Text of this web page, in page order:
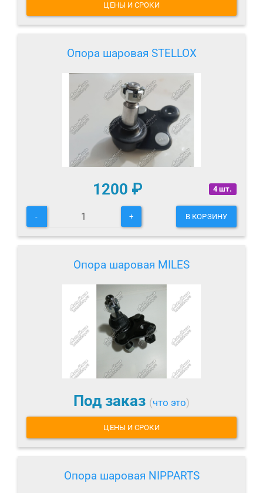
ЦЕНЫ И СРОКИ
Опора шаровая STELLOX
4 шт.
1200 ₽
- + В КОРЗИНУ
Опора шаровая MILES
Под заказ (что это)
ЦЕНЫ И СРОКИ
Опора шаровая NIPPARTS